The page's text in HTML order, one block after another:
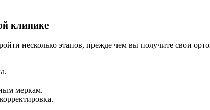
клинике
несколько этапов, прежде чем вы получите свои
меркам.